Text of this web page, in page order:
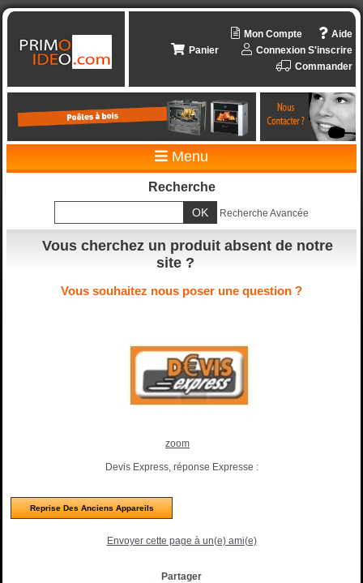
Aide
Mon Compte
Connexion S'inscrire
Panier
Commander
Menu
Recherche
Recherche Avancée
Vous cherchez un produit absent de notre
site ?
Vous souhaitez nous poser une question ?
zoom
Devis Express, réponse Expresse :
Reprise Des Anciens Appareils
Envoyer cette page à un(e) ami(e)
Partager